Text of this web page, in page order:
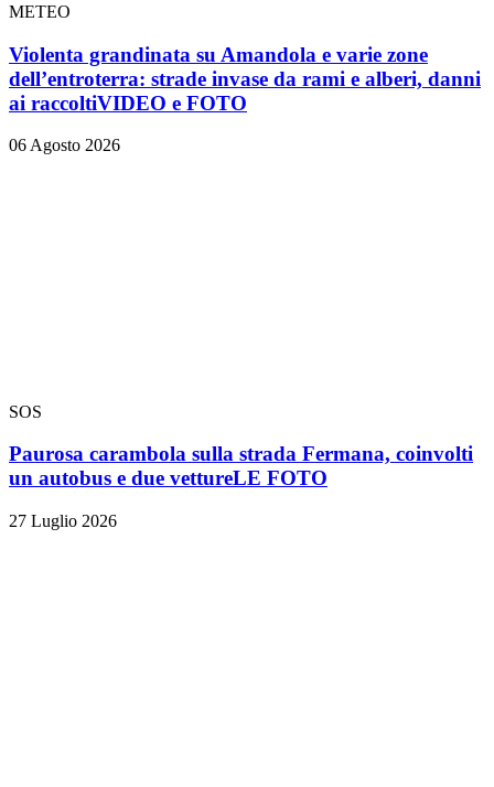
METEO
Violenta grandinata su Amandola e varie zone
dell’entroterra: strade invase da rami e alberi, danni
ai raccoltiVIDEO e FOTO
06 Agosto 2026
SOS
Paurosa carambola sulla strada Fermana, coinvolti
un autobus e due vettureLE FOTO
27 Luglio 2026